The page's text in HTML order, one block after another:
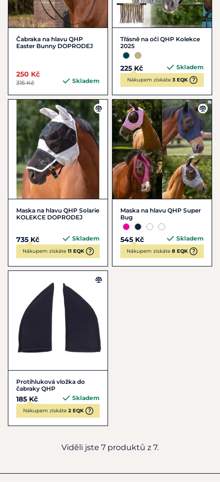
Čabraka na hlavu QHP
Easter Bunny DOPRODEJ
250 Kč
315 Kč Skladem
Třásně na oči QHP Kolekce
2025
225 Kč Skladem
Nákupem získáte 3 EQK
Maska na hlavu QHP Solarie
KOLEKCE DOPRODEJ
735 Kč Skladem
Nákupem získáte 11 EQK
Maska na hlavu QHP Super
Bug
545 Kč Skladem
Nákupem získáte 8 EQK
Protihluková vložka do
čabraky QHP
185 Kč Skladem
Nákupem získáte 2 EQK
Viděli jste 7 produktů z 7.